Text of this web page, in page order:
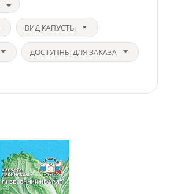
ВИД КАПУСТЫ
ДОСТУПНЫ ДЛЯ ЗАКАЗА